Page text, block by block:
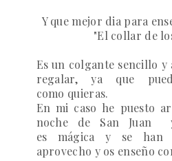
Y que mejor dia para
"El collar de
Es un colgante sencillo
regalar, ya que
como quieras.
En mi caso he puesto
noche de San Juan
es mágica y se han
aprovecho y os enseño